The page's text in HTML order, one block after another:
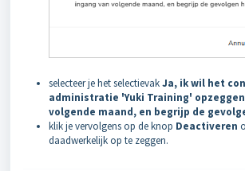
selecteer je het selectievakJa, ik wil het
administratie 'Yuki Training'
volgende maand, en begrijp de
klik je vervolgens op de knop Deactiveren
daadwerkelijk op te zeggen.